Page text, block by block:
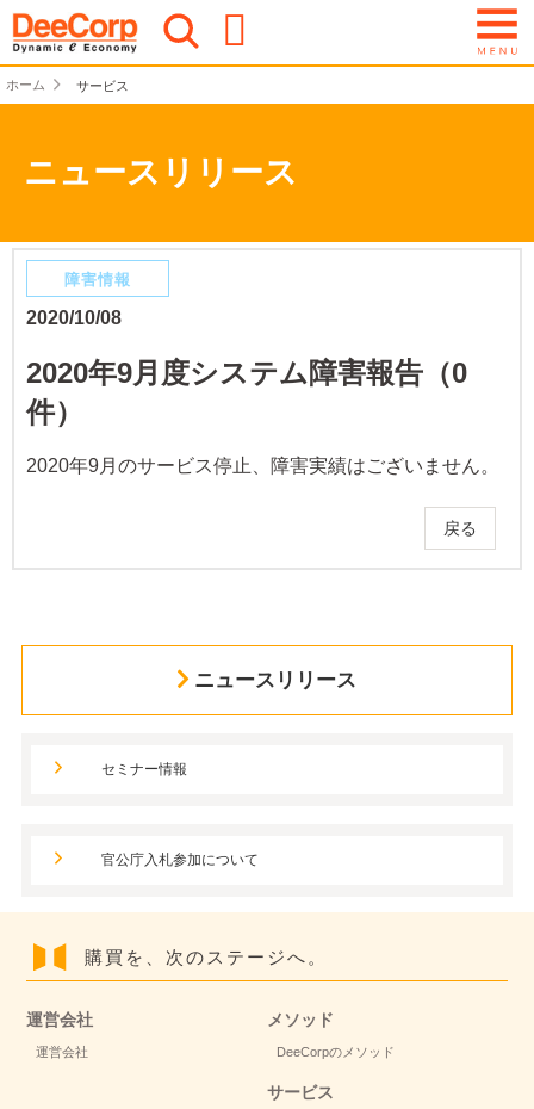
ホーム サービス
ニュースリリース
障害情報
2020/10/08
2020年9月度システム障害報告（0
件）
2020年9月のサービス停止、障害実績はございません。
戻る
ニュースリリース
セミナー情報
官公庁入札参加について
購買を、次のステージへ。
運営会社
運営会社
メソッド
DeeCorpのメソッド
サービス